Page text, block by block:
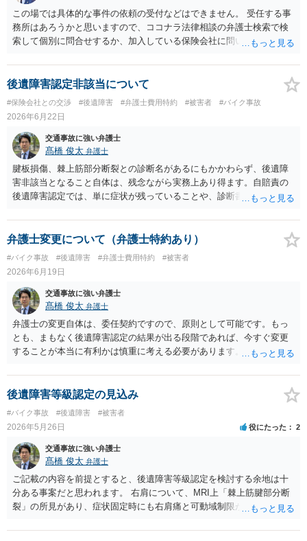
この場では具体的な事件の依頼の受付などはできません。 受任する事
務所はあろうかと思いますので、ココナラ法律相談の弁護士検索で検
索して個別に問合せするか、加入している保険会社に問い合わせをし
後遺障害認定非該当について
#保険会社との交渉 #後遺障害 #弁護士費用特約 #被害者 #バイク事故
2026年6月22日
交通事故に強い弁護士
髙橋 俊太 弁護士
腱板損傷、棘上筋部分断裂との診断名があるにもかかわらず、後遺障
害非該当となること自体は、残念ながら実務上あり得ます。自賠責の
後遺障害認定では、単に症状が残っていることや、診断書に傷病名が
常所見が画像等で客観的に確認できるか、症状の経過や治療状況と整
合するか、将来にわたり残存する障害といえるかが重視されます。 今
の、事故による明らかな腱板損傷等の外傷性所見とは評価できない、
可動域制限についてもその原因となる客観的所見に乏しい、という理
由で非該当と判断しているようです。つまり、「棘上筋部分断裂」と
いう診断名自体を無視しているというより、それが本件事故による外
傷性の障害として裏付けられているかという点で否定的に見られてい
るものと思われます。 納得できない場合には、異議申立てを検討する
ことになりますが、単に「痛みが残っている」「MRIで部分断裂と診
断されている」と主張するだけでは、結論が変わらない可能性が高い
です。異議申立てでは、事故前に肩症状がなかったこと、事故態様か
ら右肩に相当な外力が加わったこと、事故後早期から右肩症状が一貫
していること、画像所見が事故による外傷性変化と評価できること、
可動域制限の原因が医学的に説明できることなどを、追加資料で補う
必要があります。具体的には、主治医又は画像診断医の意見書、MRI
画像の再読影、事故直後からの診療録、可動域検査の推移、症状の一
貫性を示す資料などを確認することが考えられます。 現在依頼されて
いる弁護士に対し、非該当理由を踏まえて、どの点を追加立証できる
のか、医師の意見書や画像鑑定を取得すべきかを確認されるとよいで
しょう。
弁護士変更について（弁護士特約あり）
#バイク事故 #後遺障害 #弁護士費用特約 #被害者
2026年6月19日
交通事故に強い弁護士
髙橋 俊太 弁護士
弁護士の変更自体は、委任契約ですので、原則として可能です。もっ
とも、まもなく後遺障害認定の結果が出る段階であれば、今すぐ変更
することが本当に有利かは慎重に考える必要があります。すでに申請
なくとも初回認定の結果自体には影響を与えられるわけではないと思
われます。右肩の棘上筋部分断裂、通院８か月半、実通院６８回とい
う事情があるのであれば、後遺障害認定の可能性が全くない事案とは
いえないと思います。ただし、認定の可否は通院期間や通院回数だけ
でなく、画像所見、可動域制限、症状の一貫性、事故態様、後遺障害
診断書の記載内容等によって判断されます。 まずは担当弁護士本人
に、申請内容、提出資料、見通し、非該当だった場合の異議申立て方
針について直接確認されるのがよいと思います。弁護士費用特約を利
用している場合でも、弁護士変更が可能なことはありますが、保険会
社への確認や、既に発生している費用・費用上限との関係を確認して
後遺障害等級認定の見込み
#バイク事故 #後遺障害 #被害者
2026年5月26日 役にたった 2
交通事故に強い弁護士
髙橋 俊太 弁護士
ご記載の内容を前提とすると、後遺障害等級認定を検討する余地は十
分ある事案だと思われます。 右肩について、MRI上「棘上筋腱部分断
裂」の所見があり、症状固定時にも右肩痛と可動域制限が残存してい
り得る事案です。 肩関節の可動域については、主要運動である屈曲・